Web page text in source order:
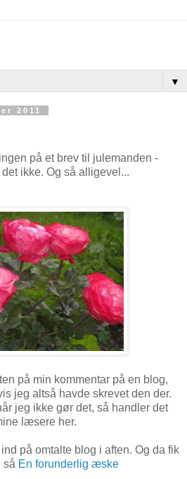
▼
2011
på et brev til julemanden -
ikke. Og så alligevel...
på min kommentar på en blog,
jeg altså havde skrevet den der.
jeg ikke gør det, så handler det
læsere her.
på omtalte blog i aften. Og da fik
så En forunderlig æske